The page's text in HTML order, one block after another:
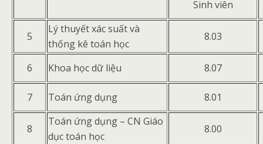
Sinh viên
5
Lý thuyết xác suất và
thống kê toán học
8.03
6 Khoa học dữ liệu 8.07
7 Toán ứng dụng 8.01
8
Toán ứng dụng – CN Giáo
dục toán học
8.00